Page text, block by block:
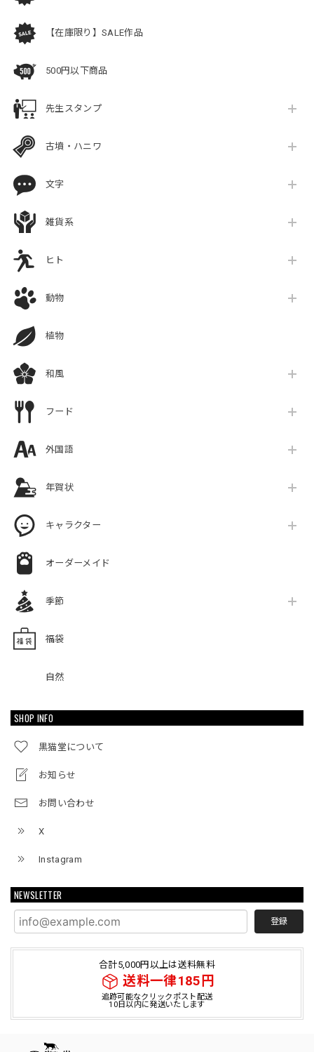
【在庫限り】SALE作品
500円以下商品
先生スタンプ
古墳・ハニワ
文字
雑貨系
ヒト
動物
植物
和風
フード
外国語
年賀状
キャラクター
オーダーメイド
季節
福袋
自然
SHOP INFO
黒猫堂について
お知らせ
お問い合わせ
X
Instagram
NEWSLETTER
登録
合計5,000円以上は送料無料
送料一律185円
追跡可能なクリックポスト配送
10日以内に発送いたします